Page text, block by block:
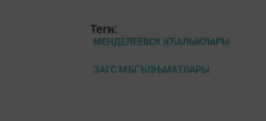
Теги:
МЕНДЕЛЕЕВСК ЯЋАЛЫКЛАРЫ
ЗАГС МЂГЪЛЊМАТЛАРЫ